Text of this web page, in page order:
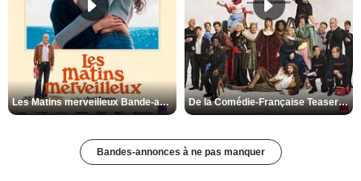
Les Matins merveilleux Bande-annonce VF De la Comédie-Française Teaser VF
Bandes-annonces à ne pas manquer